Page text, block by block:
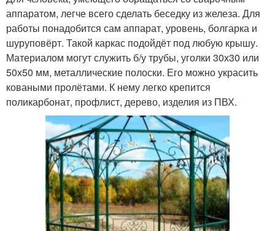
аппаратом, легче всего сделать беседку из железа. Для
работы понадобится сам аппарат, уровень, болгарка и
шуруповёрт. Такой каркас подойдёт под любую крышу.
Материалом могут служить б/у трубы, уголки 30х30 или
50х50 мм, металлические полоски. Его можно украсить
коваными пролётами. К нему легко крепится
поликарбонат, профлист, дерево, изделия из ПВХ.